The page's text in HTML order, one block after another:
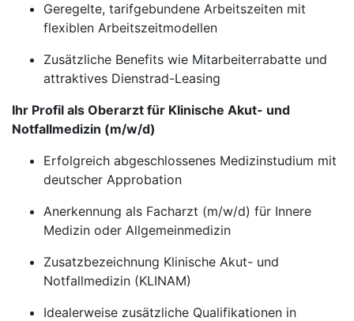
Geregelte, tarifgebundene Arbeitszeiten mit
flexiblen Arbeitszeitmodellen
Zusätzliche Benefits wie Mitarbeiterrabatte und
attraktives Dienstrad-Leasing
Ihr Profil als Oberarzt für Klinische Akut- und
Notfallmedizin (m/w/d)
Erfolgreich abgeschlossenes Medizinstudium mit
deutscher Approbation
Anerkennung als Facharzt (m/w/d) für Innere
Medizin oder Allgemeinmedizin
Zusatzbezeichnung Klinische Akut- und
Notfallmedizin (KLINAM)
Idealerweise zusätzliche Qualifikationen in